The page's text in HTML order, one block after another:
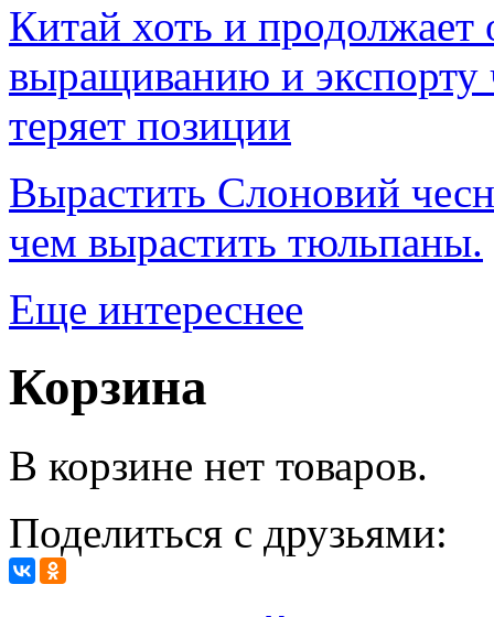
Китай хоть и продолжает
выращиванию и
теряет позиции
Вырастить Слоновий
чем вырастить тюльпаны.
Еще интереснее
Корзина
В корзине нет товаров.
Поделиться с друзьями: